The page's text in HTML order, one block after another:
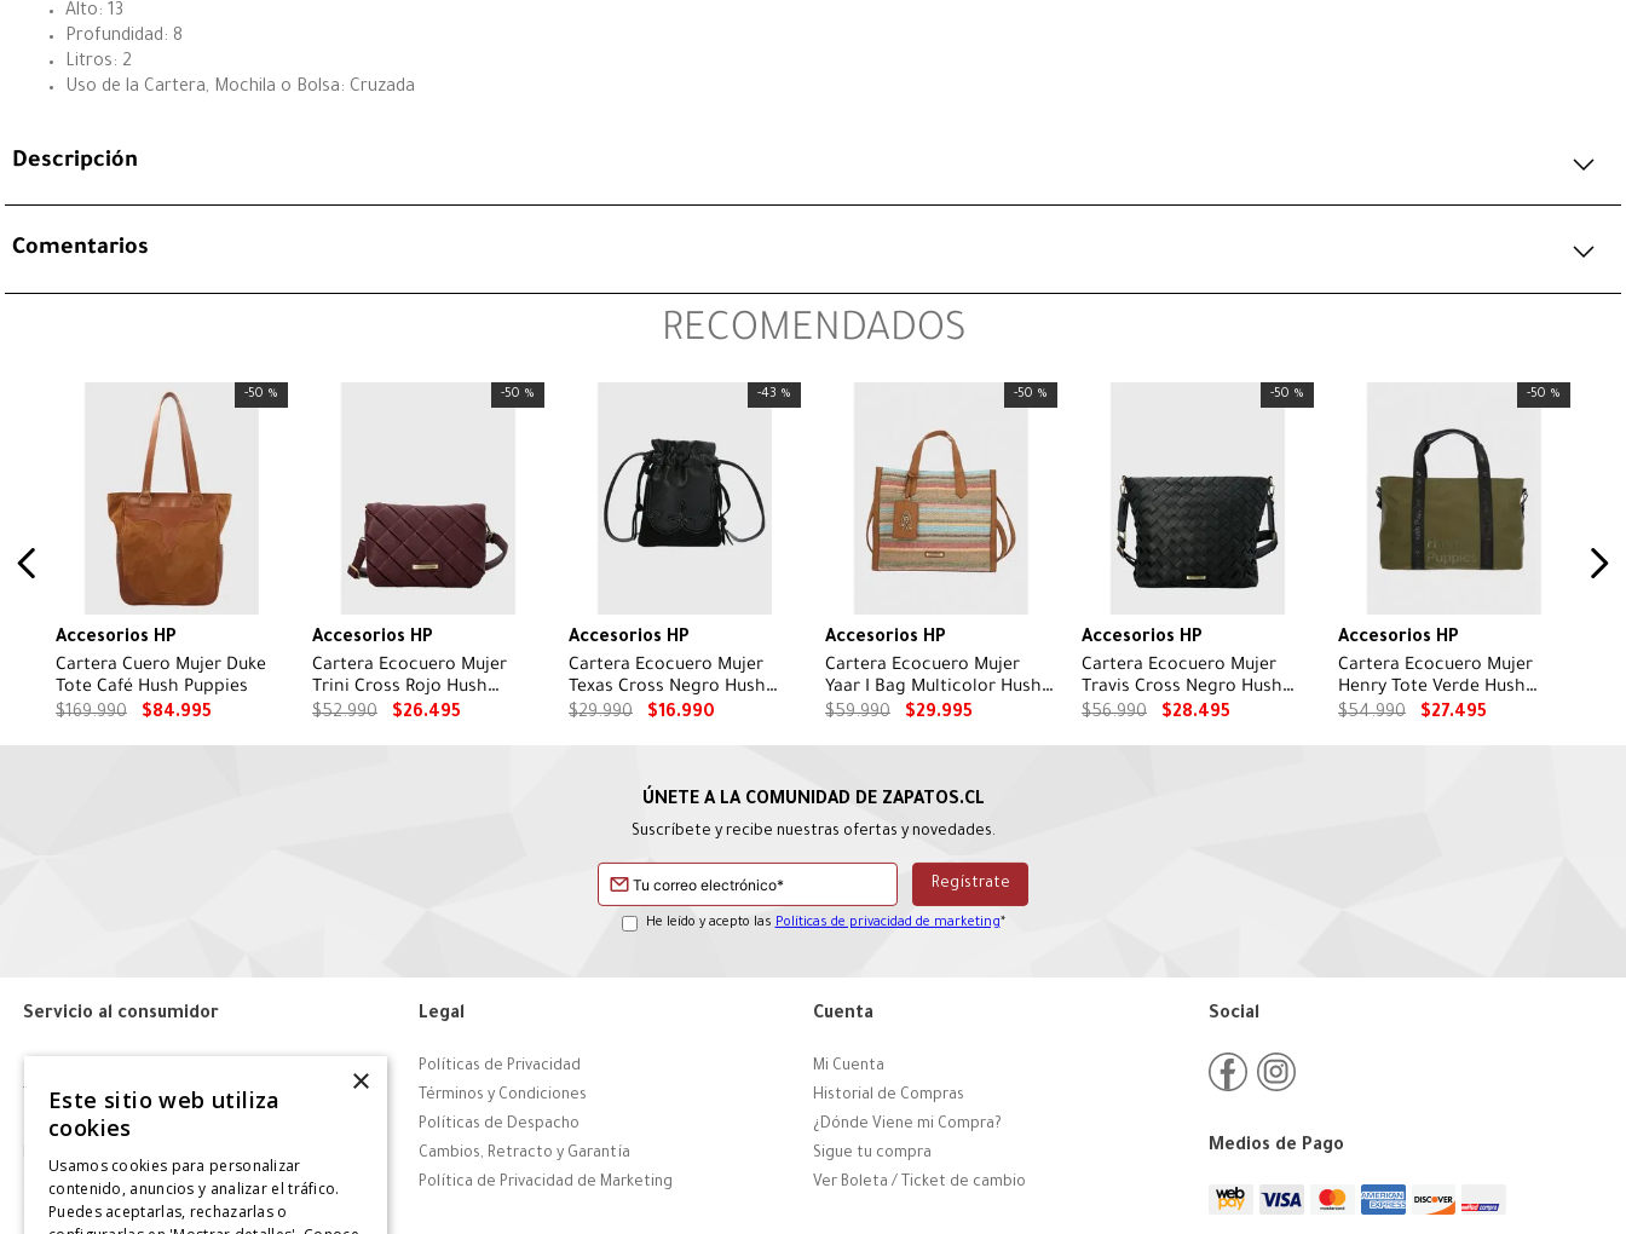
Alto: 13
Profundidad: 8
Litros: 2
Uso de la Cartera, Mochila o Bolsa: Cruzada
Descripción
Comentarios
RECOMENDADOS
-50 %
Accesorios HP
Cartera Cuero Mujer Duke
Tote Café Hush Puppies
$169.990 $84.995
-50 %
Accesorios HP
Cartera Ecocuero Mujer
Trini Cross Rojo Hush
Puppies
$52.990 $26.495
-43 %
Accesorios HP
Cartera Ecocuero Mujer
Texas Cross Negro Hush
Puppies
$29.990 $16.990
-50 %
Accesorios HP
Cartera Ecocuero Mujer
Yaar I Bag Multicolor Hush
Puppies
$59.990 $29.995
-50 %
Accesorios HP
Cartera Ecocuero Mujer
Travis Cross Negro Hush
Puppies
$56.990 $28.495
-50 %
Accesorios HP
Cartera Ecocuero Mujer
Henry Tote Verde Hush
Puppies
$54.990 $27.495
Suscríbete y recibe nuestras ofertas y novedades.
He leído y acepto las Políticas de privacidad de marketing*
Servicio al consumidor
Tiendas
Contáctanos
Giftcard
Solicitar Factura
Legal
Políticas de Privacidad
Términos y Condiciones
Políticas de Despacho
Cambios, Retracto y Garantía
Política de Privacidad de Marketing
Cuenta
Mi Cuenta
Historial de Compras
¿Dónde Viene mi Compra?
Sigue tu compra
Ver Boleta / Ticket de cambio
Social
Medios de Pago
×
Este sitio web utiliza
cookies
Usamos cookies para personalizar
contenido, anuncios y analizar el tráfico.
Puedes aceptarlas, rechazarlas o